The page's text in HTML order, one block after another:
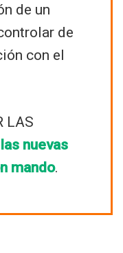
de un
de
con el
LAS
las nuevas
mando.